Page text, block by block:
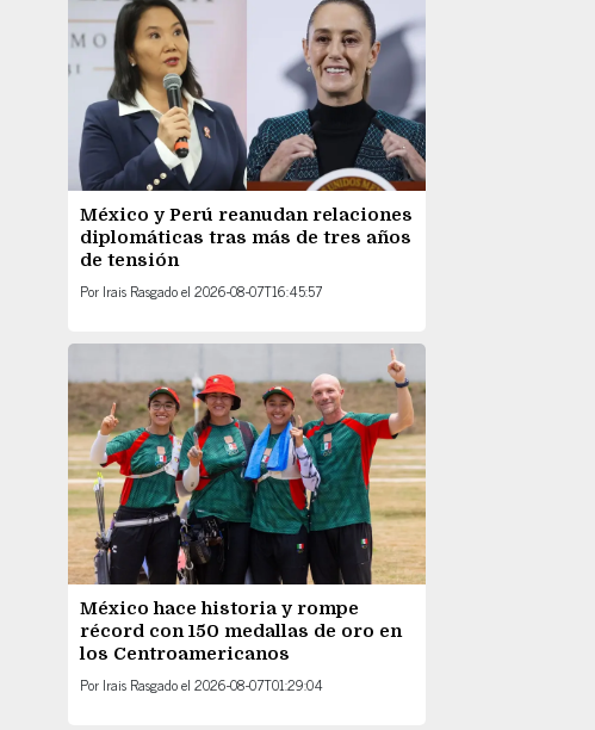
México y Perú reanudan relaciones
diplomáticas tras más de tres años
de tensión
Por Irais Rasgadoel 2026-08-07T16:45:57
México hace historia y rompe
récord con 150 medallas de oro en
los Centroamericanos
Por Irais Rasgadoel 2026-08-07T01:29:04